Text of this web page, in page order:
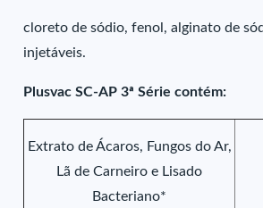
cloreto de sódio, fenol, alginato de
injetáveis.
Plusvac SC-AP 3ª Série contém:
Extrato de Ácaros, Fungos do Ar,
Lã de Carneiro e Lisado
Bacteriano*